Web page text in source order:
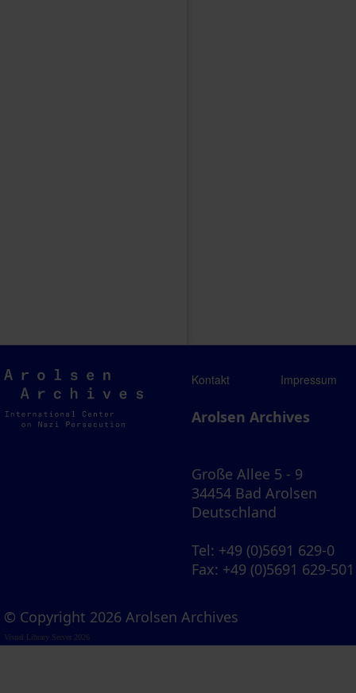
Arolsen
Archives
Kontakt Impressum
Arolsen Archives
Große Allee 5 - 9
34454 Bad Arolsen
Deutschland
Tel: +49 (0)5691 629-0
Fax: +49 (0)5691 629-501
© Copyright 2026 Arolsen Archives
Visual Library Server 2026